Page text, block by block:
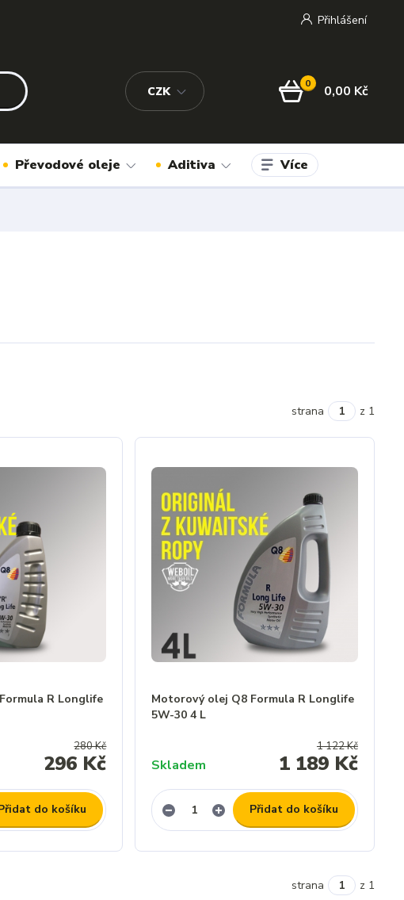
CZK
Přihlášení
0 0,00 Kč
Převodové oleje Aditiva Více
strana z 1
R Longlife
280 Kč
296 Kč
do košíku
Motorový olej Q8 Formula R Longlife
5W-30 4 L
1 122 Kč
1 189 Kč
Skladem
Přidat do košíku
strana z 1